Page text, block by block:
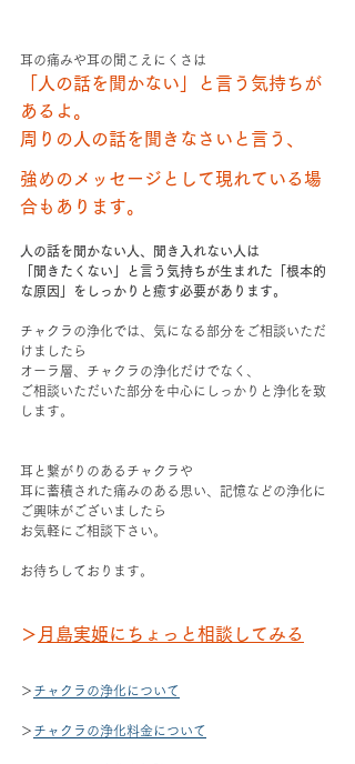
耳の痛みや耳の聞こえにくさは
「人の話を聞かない」と言う気持ちが
あるよ。
周りの人の話を聞きなさいと言う、
強めのメッセージとして現れている場
合もあります。
人の話を聞かない人、聞き入れない人は
「聞きたくない」と言う気持ちが生まれた「根本的
な原因」をしっかりと癒す必要があります。
チャクラの浄化では、気になる部分をご相談いただ
けましたら
オーラ層、チャクラの浄化だけでなく、
ご相談いただいた部分を中心にしっかりと浄化を致
します。
耳と繋がりのあるチャクラや
耳に蓄積された痛みのある思い、記憶などの浄化に
ご興味がございましたら
お気軽にご相談下さい。
お待ちしております。
＞ 月島実姫にちょっと相談してみる
＞ チャクラの浄化について
＞ チャクラの浄化料金について